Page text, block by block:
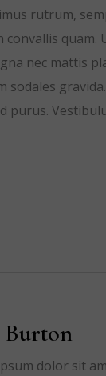
rutrum,
nec mattis
sodales
purus.
dolor sit